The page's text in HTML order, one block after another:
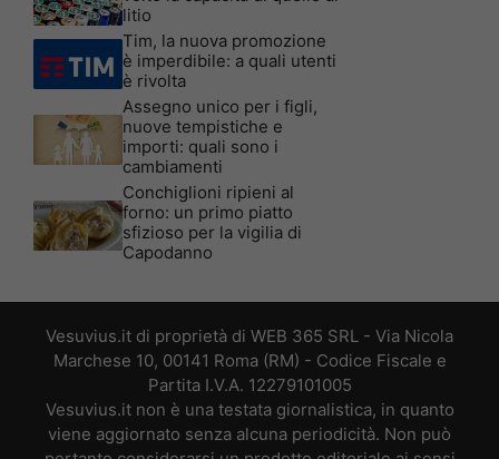
litio
Tim, la nuova promozione
è imperdibile: a quali utenti
è rivolta
Assegno unico per i figli,
nuove tempistiche e
importi: quali sono i
cambiamenti
Conchiglioni ripieni al
forno: un primo piatto
sfizioso per la vigilia di
Capodanno
Vesuvius.it di proprietà di WEB 365 SRL - Via Nicola
Marchese 10, 00141 Roma (RM) - Codice Fiscale e
Partita I.V.A. 12279101005
Vesuvius.it non è una testata giornalistica, in quanto
viene aggiornato senza alcuna periodicità. Non può